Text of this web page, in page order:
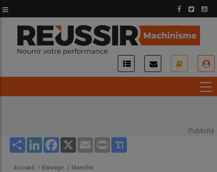
au
contenu
principal
Publicité
Share LinkedInFacebook
X Email Print
Accueil / Elevage / Manche